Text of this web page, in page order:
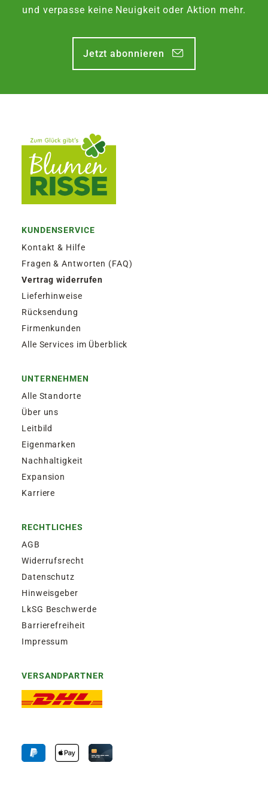
Zustellung am Montag, bis Freitag 13:30 Uhr.
EXPRESSVERSAND SAMSTAG | 12,50€
Garantierter Zustellversuch am Samstag durch
DHL. Bestellaufgabe für Zustellung am
und verpasse keine Neuigkeit oder Aktion mehr.
Jetzt abonnieren
KUNDENSERVICE
Kontakt & Hilfe
Fragen & Antworten (FAQ)
Vertrag widerrufen
Lieferhinweise
Rücksendung
Firmenkunden
Alle Services im Überblick
UNTERNEHMEN
Alle Standorte
Über uns
Leitbild
Eigenmarken
Nachhaltigkeit
Expansion
Karriere
RECHTLICHES
AGB
Widerrufsrecht
Datenschutz
Hinweisgeber
LkSG Beschwerde
Barrierefreiheit
Impressum
VERSANDPARTNER